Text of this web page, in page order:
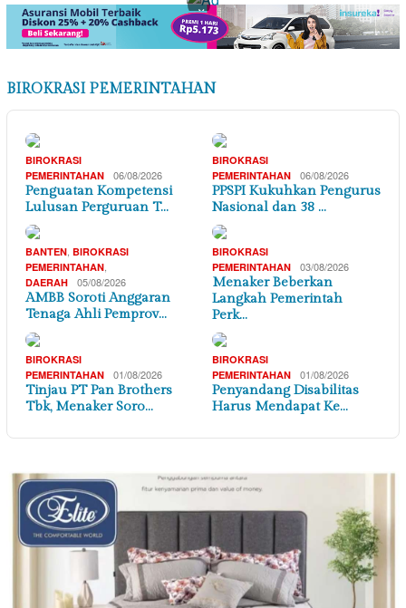
BIROKRASI PEMERINTAHAN
BIROKRASI
PEMERINTAHAN
06/08/2026
Penguatan Kompetensi
Lulusan Perguruan T…
BIROKRASI
PEMERINTAHAN
06/08/2026
PPSPI Kukuhkan Pengurus
Nasional dan 38 …
BANTEN, BIROKRASI
PEMERINTAHAN,
DAERAH 05/08/2026
AMBB Soroti Anggaran
Tenaga Ahli Pemprov…
BIROKRASI
PEMERINTAHAN
03/08/2026
Menaker Beberkan
Langkah Pemerintah
Perk…
BIROKRASI
PEMERINTAHAN
01/08/2026
Tinjau PT Pan Brothers
Tbk, Menaker Soro…
BIROKRASI
PEMERINTAHAN
01/08/2026
Penyandang Disabilitas
Harus Mendapat Ke…
×